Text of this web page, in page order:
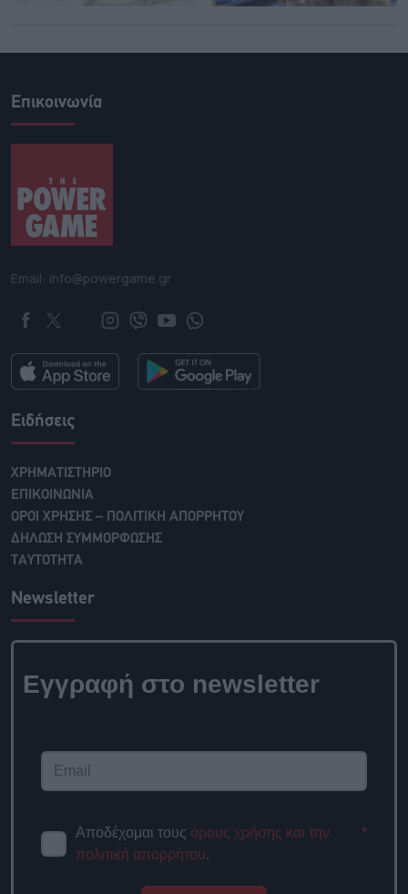
Επικοινωνία
Email: info@powergame.gr
Ειδήσεις
ΧΡΗΜΑΤΙΣΤΗΡΙΟ
ΕΠΙΚΟΙΝΩΝΙΑ
ΟΡΟΙ ΧΡΗΣΗΣ – ΠΟΛΙΤΙΚΗ ΑΠΟΡΡΗΤΟΥ
ΔΗΛΩΣΗ ΣΥΜΜΟΡΦΩΣΗΣ
ΤΑΥΤΟΤΗΤΑ
Newsletter
Εγγραφή στο newsletter
Αποδέχομαι τους όρους χρήσης και την
πολιτική απορρήτου.
*